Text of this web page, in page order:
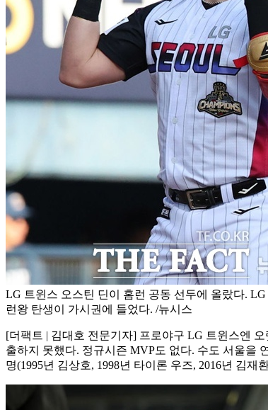
LG 트윈스 오스틴 딘이 홈런 공동 선두에 올랐다.
런왕 탄생이 가시권에 들었다. /뉴시스
[더팩트 | 김대호 전문기자] 프로야구 LG 트윈스엔
출하지 못했다. 정규시즌 MVP도 없다. 수도 서울을
명(1995년 김상호, 1998년 타이론 우즈, 2016년 김재